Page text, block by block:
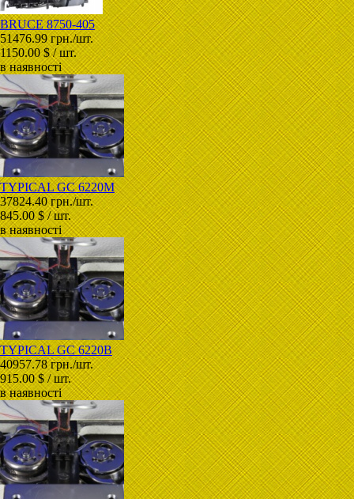
BRUCE 8750-405
51476.99 грн./шт.
1150.00 $ / шт.
в наявності
TYPICAL GC 6220M
37824.40 грн./шт.
845.00 $ / шт.
в наявності
TYPICAL GC 6220B
40957.78 грн./шт.
915.00 $ / шт.
в наявності